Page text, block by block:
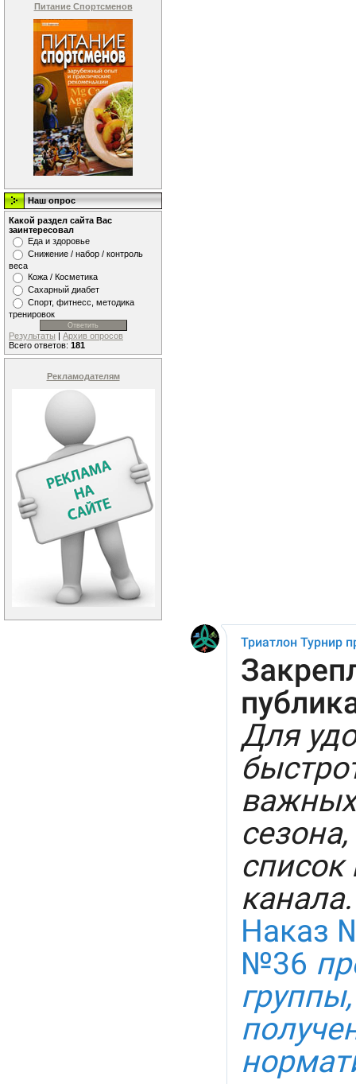
Питание Спортсменов
Наш опрос
Какой раздел сайта Вас
заинтересовал
Еда и здоровье
Снижение / набор / контроль
веса
Кожа / Косметика
Сахарный диабет
Спорт, фитнесс, методика
тренировок
Результаты | Архив опросов
Всего ответов: 181
Рекламодателям